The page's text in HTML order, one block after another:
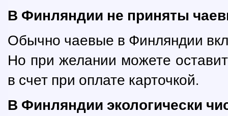
В Финляндии не приняты
Обычно чаевые в Финляндии
Но при желании можете
в счет при оплате карточкой.
В Финляндии экологически